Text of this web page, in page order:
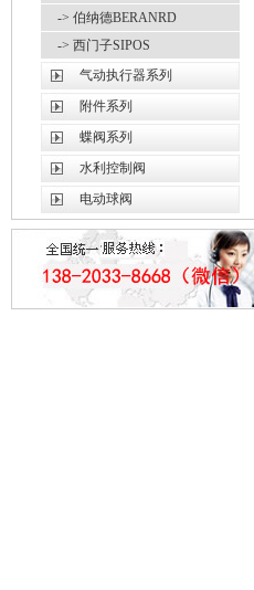
-> 伯纳德BERANRD
-> 西门子SIPOS
气动执行器系列
附件系列
蝶阀系列
水利控制阀
电动球阀